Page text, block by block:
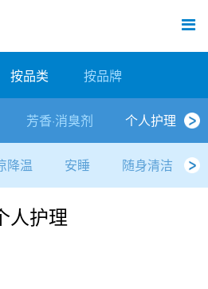
按品类 按品牌
芳香·消臭剂 个人护理
降温 安睡 随身清洁
人护理
味
香
洁
剂
消臭元